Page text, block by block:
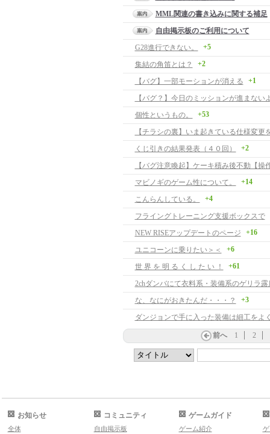
MML関連の書き込みに関する補足
自由掲示板のご利用について
G28進行できない。
+5
集結の角笛とは？ +2
【バグ】一部モーションが消える +1
【バグ？】今日のミッションが進まない
個性というもの。
+53
【チラシの裏】いま起きている仕様変更
くじ引きの結果発表（４０回）
+2
マビノギのゲーム性について。 +14
こんらんしている。 +4
フライングトレーニング支援ボックスで
NEW RISEアップデートのページ +16
ユニコーンに乗りたい＞＜ +6
世 界 を 明 る く し た い ！ +61
2chダンバにて衣料系・装備系のゲリラ露
な、なにがおきたんだ・・・？
+3
ダンジョンで手に入った装備は細工をよ
前へ 1 2
お知らせ
全体
コミュニティ
自由掲示板
ゲームガイド
ゲーム紹介